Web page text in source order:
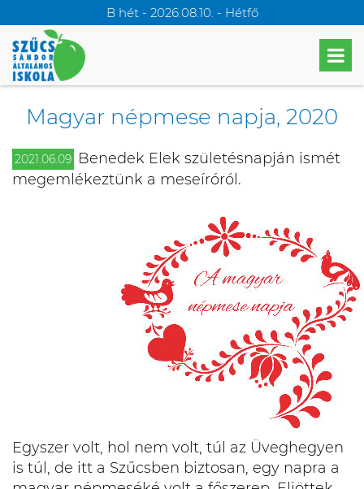
B hét - 2026.08.10. - Hétfő
Magyar népmese napja, 2020
2021.06.09 Benedek Elek születésnapján ismét
megemlékeztünk a meseíróról.
Egyszer volt, hol nem volt, túl az Üveghegyen
is túl, de itt a Szűcsben biztosan, egy napra a